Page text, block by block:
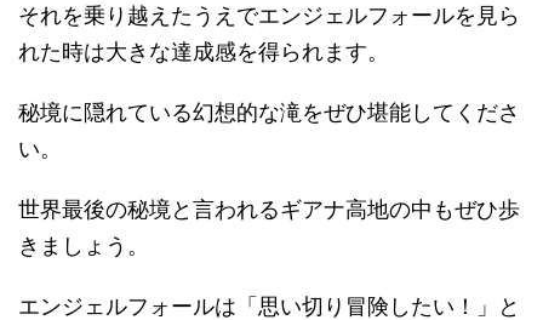
それを乗り越えたうえでエンジェルフォールを見ら
れた時は大きな達成感を得られます。
秘境に隠れている幻想的な滝をぜひ堪能してくださ
い。
世界最後の秘境と言われるギアナ高地の中もぜひ歩
きましょう。
エンジェルフォールは「思い切り冒険したい！」と